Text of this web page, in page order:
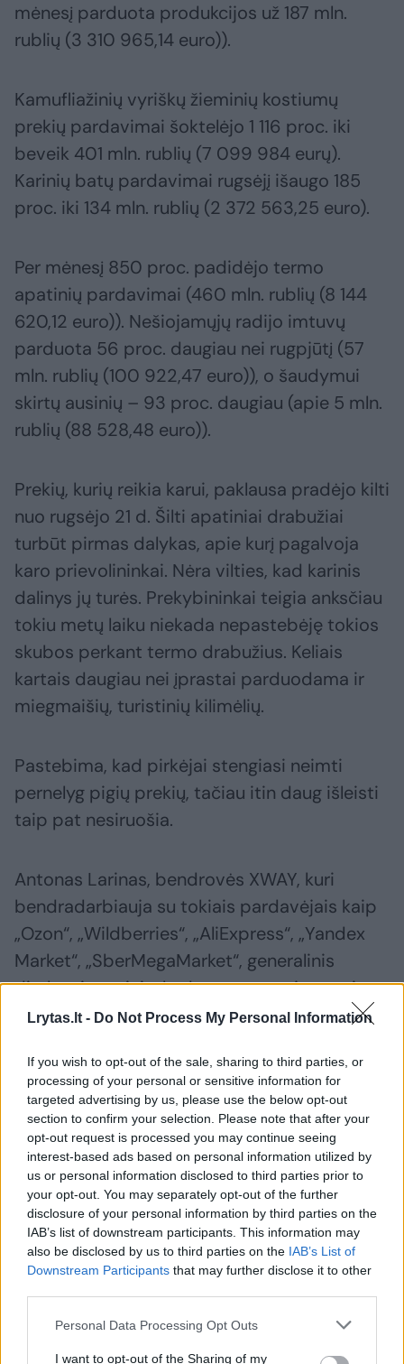
Lrytas.lt - Do Not Process My Personal Information
If you wish to opt-out of the sale, sharing to third parties, or
processing of your personal or sensitive information for
targeted advertising by us, please use the below opt-out
section to confirm your selection. Please note that after your
opt-out request is processed you may continue seeing
interest-based ads based on personal information utilized by
us or personal information disclosed to third parties prior to
your opt-out. You may separately opt-out of the further
disclosure of your personal information by third parties on the
IAB’s list of downstream participants. This information may
also be disclosed by us to third parties on the IAB’s List of
Downstream Participants that may further disclose it to other
Personal Data Processing Opt Outs
I want to opt-out of the Sharing of my
mėnesį parduota produkcijos už 187 mln.
rublių (3 310 965,14 euro)).
Kamufliažinių vyriškų žieminių kostiumų
prekių pardavimai šoktelėjo 1 116 proc. iki
beveik 401 mln. rublių (7 099 984 eurų).
Karinių batų pardavimai rugsėjį išaugo 185
proc. iki 134 mln. rublių (2 372 563,25 euro).
Per mėnesį 850 proc. padidėjo termo
apatinių pardavimai (460 mln. rublių (8 144
620,12 euro)). Nešiojamųjų radijo imtuvų
parduota 56 proc. daugiau nei rugpjūtį (57
mln. rublių (100 922,47 euro)), o šaudymui
skirtų ausinių – 93 proc. daugiau (apie 5 mln.
rublių (88 528,48 euro)).
Prekių, kurių reikia karui, paklausa pradėjo kilti
nuo rugsėjo 21 d. Šilti apatiniai drabužiai
turbūt pirmas dalykas, apie kurį pagalvoja
karo prievolininkai. Nėra vilties, kad karinis
dalinys jų turės. Prekybininkai teigia anksčiau
tokiu metų laiku niekada nepastebėję tokios
skubos perkant termo drabužius. Keliais
kartais daugiau nei įprastai parduodama ir
miegmaišių, turistinių kilimėlių.
Pastebima, kad pirkėjai stengiasi neimti
pernelyg pigių prekių, tačiau itin daug išleisti
taip pat nesiruošia.
Antonas Larinas, bendrovės XWAY, kuri
bendradarbiauja su tokiais pardavėjais kaip
„Ozon“, „Wildberries“, „AliExpress“, „Yandex
Market“, „SberMegaMarket“, generalinis
direktorius teigia, kad per pastarąją savaitę
smarkiai išaugo maisto konservų, baterijų ir
pardavimai.
Kalbėdamas apie drabužius jis pabrėžė, kad
šios kategorijos paklausiausios prekės –
vyriškų termo apatinių – pardavimai per
pastarąją savaitę išaugo daugiau nei 70 proc.
Klientų elgesį A.Larinas apibūdina kaip
spontanišką: daug užsakymų, bet mažomis
sumomis ir dažniau nei įprastai. Paklausios
asmens higienos priemonės, drėgnos